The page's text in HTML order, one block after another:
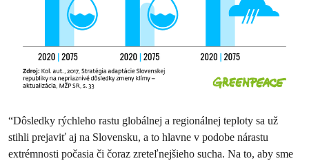
“Dôsledky rýchleho rastu globálnej a regionálnej teploty sa už
stihli prejaviť aj na Slovensku, a to hlavne v podobe nárastu
extrémnosti počasia či čoraz zreteľnejšieho sucha. Na to, aby sme